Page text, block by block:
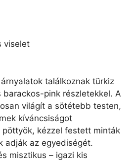
viselet
találkoznak türkiz
barackos-pink részletekkel. A
világít a sötétebb testen,
kíváncsiságot
pöttyök, kézzel festett minták
adják az egyediségét.
misztikus – igazi kis